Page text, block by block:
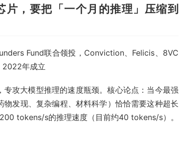
，要把「一个月的推理」压缩到
Fund联合领投，Conviction、Felicis、8VC
2022年成立
攻大模型推理的速度瓶颈。核心论点：当今最强
发现、复杂编程、材料科学）恰恰需要这种超长
tokens/s的推理速度（目前约40 tokens/s）。